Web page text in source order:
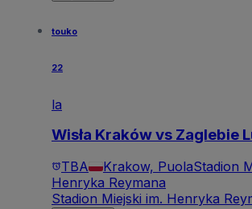
touko
22
la
Wisła Kraków vs Zaglebie
TBA Krakow, PuolaStadion
Henryka Reymana
Stadion Miejski im. Henryka